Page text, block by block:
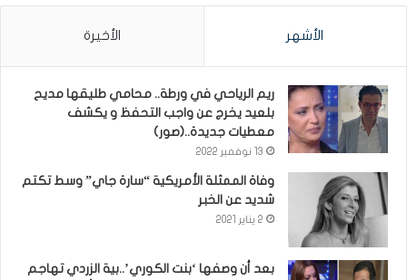
الأشهر الأخيرة
ريم الرياحي في ورطة.. محامي طليقها مديح
بلعيد يخرج عن واجب التحفظ و يكشف
معطيات جديدة..(صور)
13 نوفمبر 2022
وفاة الممثلة الأمريكية “سارة جاي” وسط تكتم
شديد عن الخبر
2 يناير 2021
بعد أن وصفها ‘بنت الكوري’..بية الزردي تهاجم